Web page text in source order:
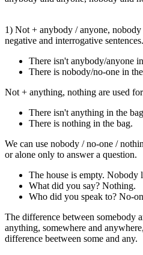
1) Not + anybody / anyone,
negative and interrogative sentences.
There isn't anybody/anyone
There is nobody/no-one in
Not + anything, nothing are used
There isn't anything in the
There is nothing in the bag.
We can use nobody / no-one /
or alone only to answer a question.
The house is empty. Nobody
What did you say? Nothing.
Who did you speak to? No-
The difference between somebody
anything, somewhere and
difference beetween some and any.